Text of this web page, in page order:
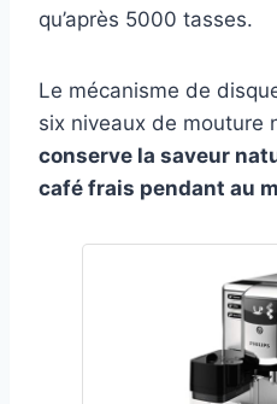
qu’après 5000 tasses.
Le mécanisme de
six niveaux de mouture
conserve la saveur
café frais pendant au